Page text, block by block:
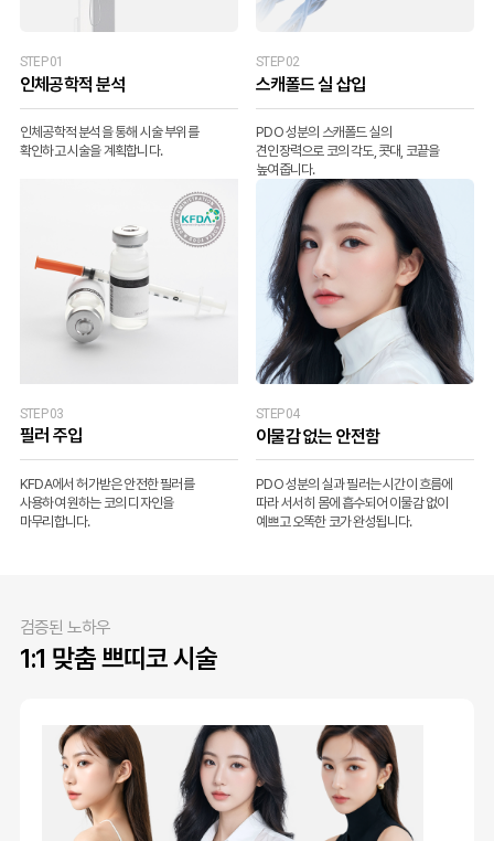
STEP 01
인체공학적 분석
인체공학적 분석을 통해 시술 부위를
확인하고 시술을 계획합니다.
STEP 02
스캐폴드 실 삽입
PDO 성분의 스캐폴드 실의
견인장력으로 코의 각도, 콧대, 코끝을
높여줍니다.
STEP 03
필러 주입
KFDA에서 허가받은 안전한 필러를
사용하여 원하는 코의 디자인을
마무리합니다.
STEP 04
이물감 없는 안전함
PDO 성분의 실과 필러는 시간이 흐름에
따라 서서히 몸에 흡수되어 이물감 없이
예쁘고 오똑한 코가 완성됩니다.
검증된 노하우
1:1 맞춤 쁘띠코 시술